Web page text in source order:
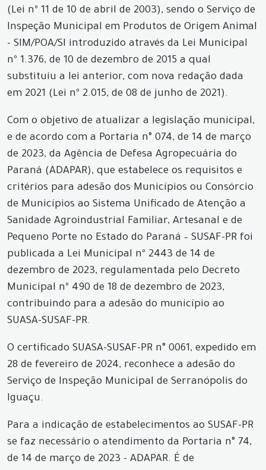
(Lei nº 11 de 10 de abril de 2003), sendo o Serviço de
Inspeção Municipal em Produtos de Origem Animal
- SIM/POA/SI introduzido através da Lei Municipal
nº 1.376, de 10 de dezembro de 2015 a qual
substituiu a lei anterior, com nova redação dada
em 2021 (Lei nº 2.015, de 08 de junho de 2021).
Com o objetivo de atualizar a legislação municipal,
e de acordo com a Portaria n° 074, de 14 de março
de 2023, da Agência de Defesa Agropecuária do
Paraná (ADAPAR), que estabelece os requisitos e
critérios para adesão dos Municípios ou Consórcio
de Municípios ao Sistema Unificado de Atenção a
Sanidade Agroindustrial Familiar, Artesanal e de
Pequeno Porte no Estado do Paraná – SUSAF-PR foi
publicada a Lei Municipal nº 2443 de 14 de
dezembro de 2023, regulamentada pelo Decreto
Municipal nº 490 de 18 de dezembro de 2023,
contribuindo para a adesão do município ao
SUASA-SUSAF-PR.
O certificado SUASA-SUSAF-PR n° 0061, expedido em
28 de fevereiro de 2024, reconhece a adesão do
Serviço de Inspeção Municipal de Serranópolis do
Iguaçu.
Para a indicação de estabelecimentos ao SUSAF-PR
se faz necessário o atendimento da Portaria n° 74,
de 14 de março de 2023 - ADAPAR. É de